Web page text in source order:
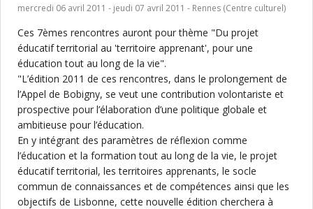
mercredi 06 avril 2011 - jeudi 07 avril 2011 - Rennes (Centre culturel)
Ces 7èmes rencontres auront pour thème "Du projet
éducatif territorial au 'territoire apprenant', pour une
éducation tout au long de la vie".
"L’édition 2011 de ces rencontres, dans le prolongement de
l’Appel de Bobigny, se veut une contribution volontariste et
prospective pour l’élaboration d’une politique globale et
ambitieuse pour l’éducation.
En y intégrant des paramètres de réflexion comme
l’éducation et la formation tout au long de la vie, le projet
éducatif territorial, les territoires apprenants, le socle
commun de connaissances et de compétences ainsi que les
objectifs de Lisbonne, cette nouvelle édition cherchera à